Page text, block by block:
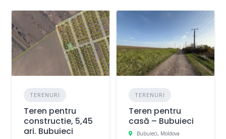
TERENURI
Teren pentru
constructie, 5,45
ari. Bubuieci
TERENURI
Teren pentru
casă – Bubuieci
Bubuieci, Moldova